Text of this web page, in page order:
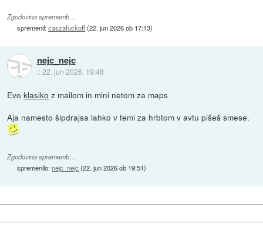
Zgodovina sprememb…
spremenil:caszafuckoff(22. jun 2026 ob 17:13)
nejc_nejc
::22. jun 2026, 19:48
Evoklasiko z mailom in mini netom za maps
Aja namesto šipdrajsa lahko v temi za hrbtom v avtu pišeš smese.
Zgodovina sprememb…
spremenilo:nejc_nejc (22. jun 2026 ob 19:51)